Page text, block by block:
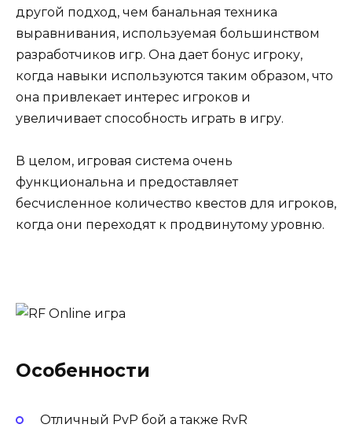
другой подход, чем банальная техника
выравнивания, используемая большинством
разработчиков игр. Она дает бонус игроку,
когда навыки используются таким образом, что
она привлекает интерес игроков и
увеличивает способность играть в игру.
В целом, игровая система очень
функциональна и предоставляет
бесчисленное количество квестов для игроков,
когда они переходят к продвинутому уровню.
Особенности
Отличный PvP бой а также RvR